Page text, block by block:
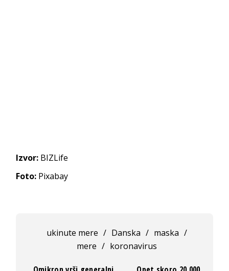
Izvor: BIZLife
Foto: Pixabay
ukinute mere / Danska / maska /
mere / koronavirus